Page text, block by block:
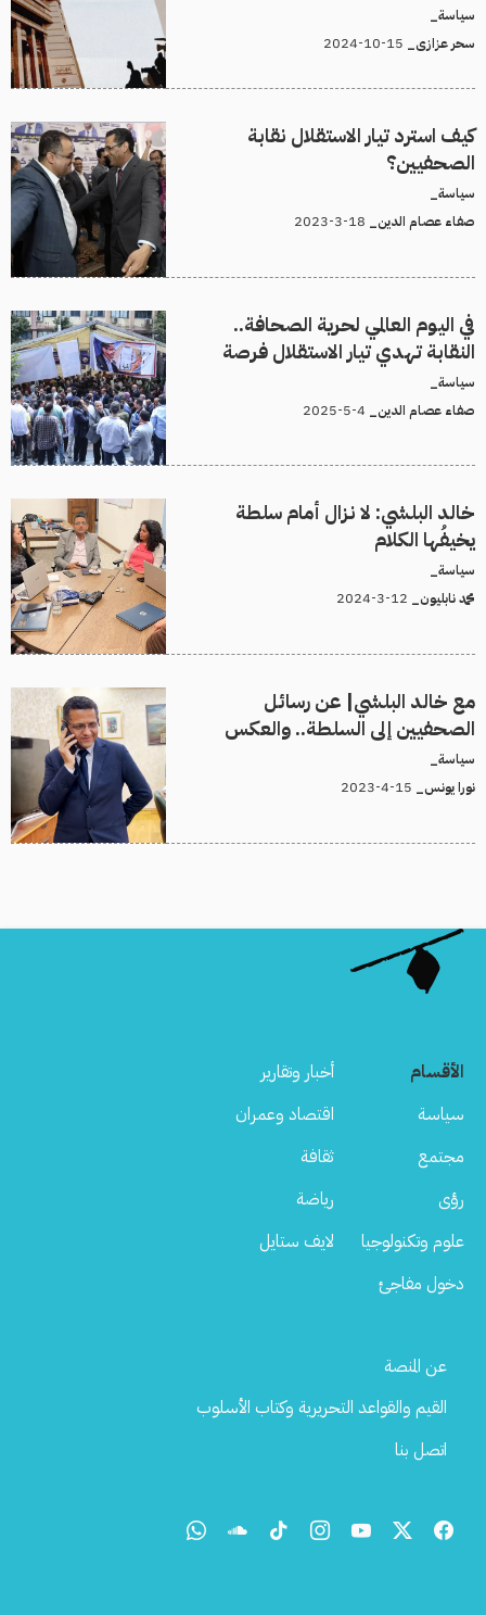
سياسة_
سحر عزازى_
كيف استرد تيار الاستقلال نقابة
الصحفيين؟
سياسة_
صفاء عصام الدين_
في اليوم العالمي لحرية الصحافة..
النقابة تهدي تيار الاستقلال فرصة
سياسة_
صفاء عصام الدين_
خالد البلشي: لا نزال أمام سلطة
يخيفُها الكلام
سياسة_
محمد نابليون_
مع خالد البلشي| عن رسائل
الصحفيين إلى السلطة.. والعكس
سياسة_
نورا يونس_
الأقسام
أخبار وتقارير
سياسة
اقتصاد وعمران
مجتمع
ثقافة
رؤى
رياضة
علوم وتكنولوجيا
لايف ستايل
دخول مفاجئ
Footer
عن المنصة
القيم والقواعد التحريرية وكتاب الأسلوب
اتصل بنا